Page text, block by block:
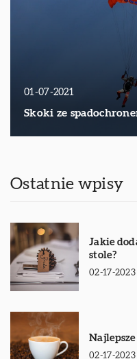
01-07-2021
Skoki ze
Ostatnie wpisy
Jakie
stole?
02-17-2023
02-17-2023